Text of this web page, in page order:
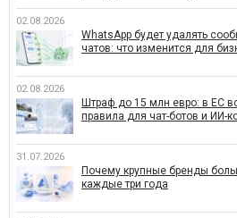
02.08.2026
WhatsApp будет удалять
чатов: что изменится для
02.08.2026
Штраф до 15 млн евро: в ЕС
правила для чат-ботов и ИИ-
31.07.2026
Почему крупные бренды
каждые три года